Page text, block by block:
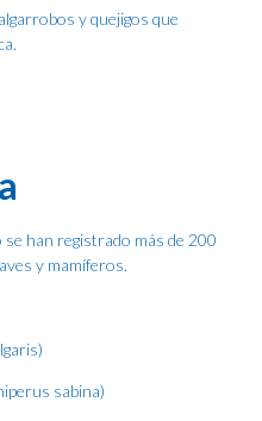
y quejigos que
han registrado más de 200
y mamíferos.
sabina)